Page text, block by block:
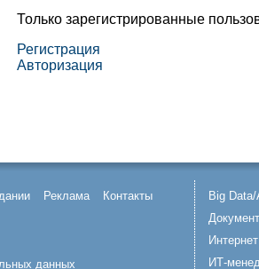
Только зарегистрированные
Регистрация
Авторизация
Реклама Контакты
данных
Big
ИТ-